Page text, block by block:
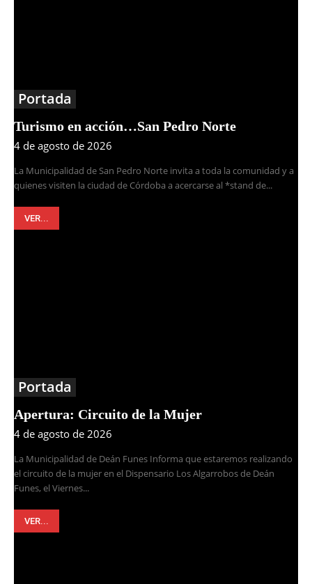
Portada
Turismo en acción…San Pedro Norte
4 de agosto de 2026
La Municipalidad de San Pedro Norte invita a toda la comunidad y a
quienes visiten la ciudad de Córdoba a acercarse al *stand de...
VER...
Portada
Apertura: Circuito de la Mujer
4 de agosto de 2026
La Municipalidad de Deán Funes Informa que estaremos realizando
el circuito de la mujer en el Dispensario Los Algarrobos de Deán
Funes, el Viernes...
VER...